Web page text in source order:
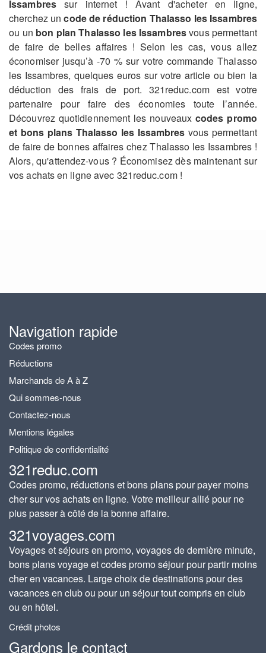
Issambressur internet ! Avant d'acheter en ligne,
cherchez uncode de réduction Thalasso les Issambres
ou un bon plan Thalasso les Issambresvous permettant
de faire de belles affaires ! Selon les cas, vous allez
économiser jusqu’à -70 % sur votre commande Thalasso
les Issambres, quelques euros sur votre article ou bien la
déduction des frais de port. 321reduc.com est votre
partenaire pour faire des économies toute l’année.
Découvrez quotidiennement les nouveauxcodes promo
et bons plans Thalasso les Issambres vous permettant
de faire de bonnes affaires chez Thalasso les Issambres !
Alors, qu'attendez-vous ? Économisez dès maintenant sur
vos achats en ligne avec 321reduc.com !
Navigation rapide
Codes promo
Réductions
Marchands de A à Z
Qui sommes-nous
Contactez-nous
Mentions légales
Politique de confidentialité
321reduc.com
Codes promo, réductions et bons plans pour payer moins
cher sur vos achats en ligne. Votre meilleur allié pour ne
plus passer à côté de la bonne affaire.
321voyages.com
Voyages et séjours en promo, voyages de dernière minute,
bons plans voyage et codes promo séjour pour partir moins
cher en vacances. Large choix de destinations pour des
vacances en club ou pour un séjour tout compris en club
ou en hôtel.
Crédit photos
Gardons le contact